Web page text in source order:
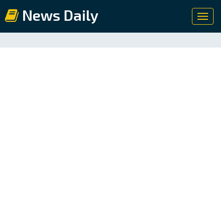
News Daily